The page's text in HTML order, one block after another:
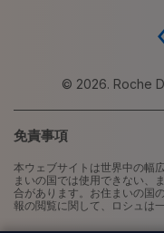
© 2026. Roche
免責事項
本ウェブサイトは世界中の幅
まいの国では使用できない、
合があります。お住まいの国
報の閲覧に関して、ロシュは